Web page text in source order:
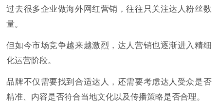
过去很多企业做海外网红营销，往往只关注达人粉丝数
量。
但如今市场竞争越来越激烈，达人营销也逐渐进入精细
化运营阶段。
品牌不仅需要找到合适达人，还需要考虑达人受众是否
精准、内容是否符合当地文化以及传播策略是否合理。